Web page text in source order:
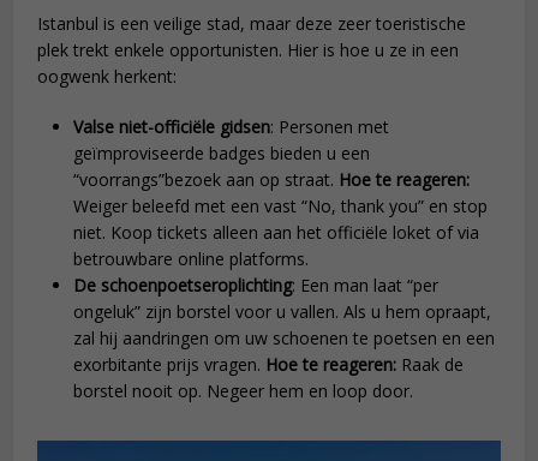
Istanbul is een veilige stad, maar deze zeer toeristische
plek trekt enkele opportunisten. Hier is hoe u ze in een
oogwenk herkent:
Valse niet-officiële gidsen: Personen met
geïmproviseerde badges bieden u een
“voorrangs”bezoek aan op straat. Hoe te reageren:
Weiger beleefd met een vast “No, thank you” en stop
niet. Koop tickets alleen aan het officiële loket of via
betrouwbare online platforms.
De schoenpoetseroplichting: Een man laat “per
ongeluk” zijn borstel voor u vallen. Als u hem opraapt,
zal hij aandringen om uw schoenen te poetsen en een
exorbitante prijs vragen. Hoe te reageren: Raak de
borstel nooit op. Negeer hem en loop door.